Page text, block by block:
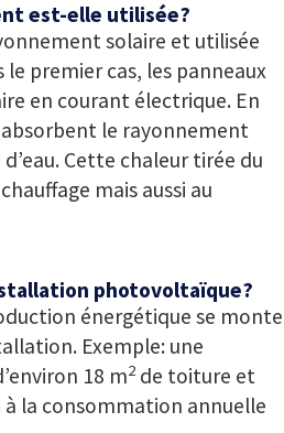
est-elle utilisée?
solaire et utilisée
premier cas, les panneaux
en courant électrique. En
le rayonnement
Cette chaleur tirée du
mais aussi au
photovoltaïque?
énergétique se monte
Exemple: une
18 m2de toiture et
à la consommation annuelle